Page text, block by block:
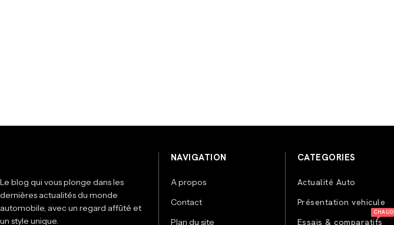
Le blog qui vous plonge dans les
dernières actualités du monde
automobile, avec un regard affûté et
un style unique.
NAVIGATION
A propos
Contact
Plan du site
CATEGORIES
Actualité Auto
Présentation vehicule
Essais & comparatifs
CHAUD